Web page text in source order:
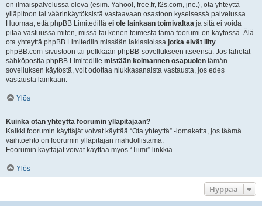
on ilmaispalvelussa oleva (esim. Yahoo!, free.fr, f2s.com, jne.), ota yhteyttä
ylläpitoon tai väärinkäytöksistä vastaavaan osastoon kyseisessä palvelussa.
Huomaa, että phpBB Limitedillä ei ole lainkaan toimivaltaa ja sitä ei voida
pitää vastuussa miten, missä tai kenen toimesta tämä foorumi on käytössä. Älä
ota yhteyttä phpBB Limitediin missään lakiasioissa jotka eivät liity
phpBB.com-sivustoon tai pelkkään phpBB-sovellukseen itseensä. Jos lähetät
sähköpostia phpBB Limitedille mistään kolmannen osapuolen tämän
sovelluksen käytöstä, voit odottaa niukkasanaista vastausta, jos edes
vastausta lainkaan.
Ylös
Kuinka otan yhteyttä foorumin ylläpitäjään?
Kaikki foorumin käyttäjät voivat käyttää “Ota yhteyttä” -lomaketta, jos täämä
vaihtoehto on foorumin ylläpitäjän mahdollistama.
Foorumin käyttäjät voivat käyttää myös “Tiimi”-linkkiä.
Ylös
Hyppää